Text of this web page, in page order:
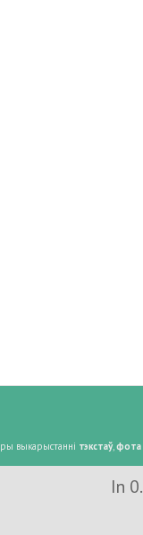
выкарыстанні тэкстаў,фота
In